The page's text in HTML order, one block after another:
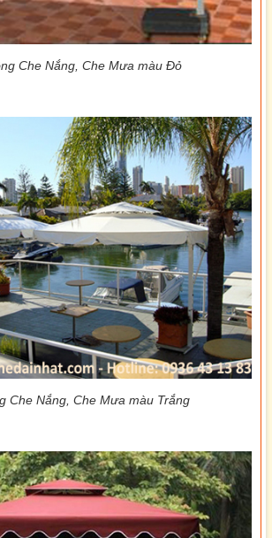
Che Nắng, Che Mưa màu Đỏ
Che Nắng, Che Mưa màu Trắng